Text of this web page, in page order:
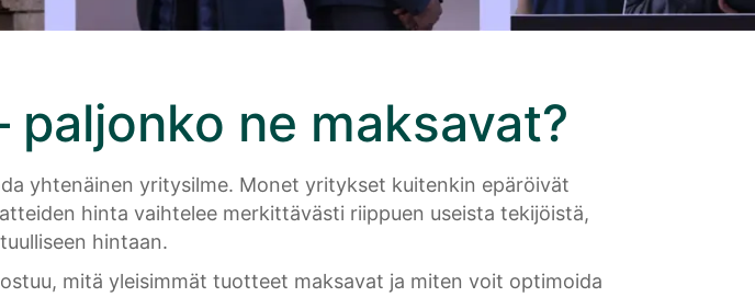
ne maksavat?
yhtenäinen yritysilme. Monet yritykset kuitenkin epäröivät
hinta vaihtelee merkittävästi riippuen useista tekijöistä,
hintaan.
mitä yleisimmät tuotteet maksavat ja miten voit optimoida